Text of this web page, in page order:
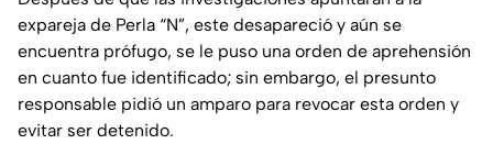
expareja de Perla “N”, este desapareció y aún se
encuentra prófugo, se le puso una orden de aprehensión
en cuanto fue identificado; sin embargo, el presunto
responsable pidió un amparo para revocar esta orden y
evitar ser detenido.